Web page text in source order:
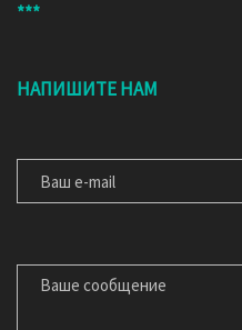
***
НАПИШИТЕ НАМ